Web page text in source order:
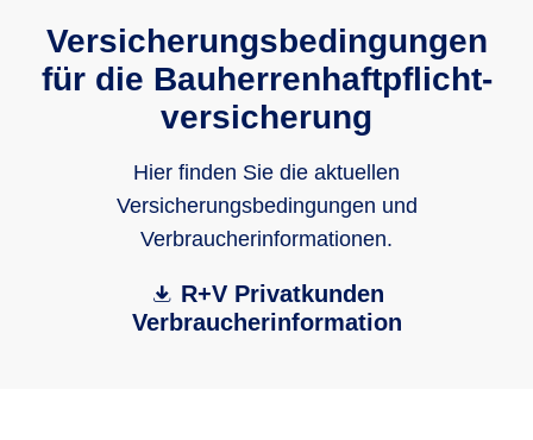
Versicherungsbe­dingungen
für die Bauherrenhaftpflicht­
versicherung
Hier finden Sie die aktuellen
Versicherungsbedingungen und
Verbraucherinformationen.
R+V Privatkunden
Verbraucherinformation